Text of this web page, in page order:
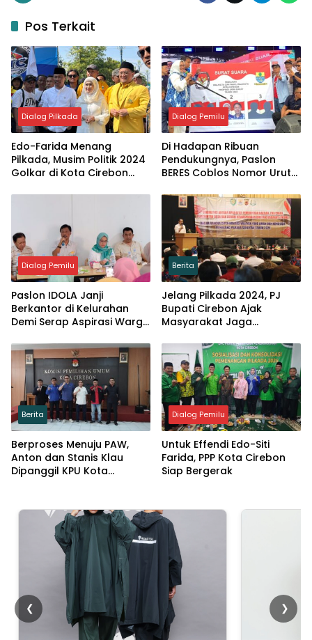
Pos Terkait
Dialog Pilkada
Edo-Farida Menang
Pilkada, Musim Politik 2024
Golkar di Kota Cirebon
Dialog Pemilu
Di Hadapan Ribuan
Pendukungnya, Paslon
BERES Coblos Nomor Urut
Dialog Pemilu
Paslon IDOLA Janji
Berkantor di Kelurahan
Demi Serap Aspirasi Warga
Berita
Jelang Pilkada 2024, PJ
Bupati Cirebon Ajak
Masyarakat Jaga
Waspadai Politik Uang
Berita
Berproses Menuju PAW,
Anton dan Stanis Klau
Dipanggil KPU Kota
Dialog Pemilu
Untuk Effendi Edo-Siti
Farida, PPP Kota Cirebon
Siap Bergerak
❮ ❯